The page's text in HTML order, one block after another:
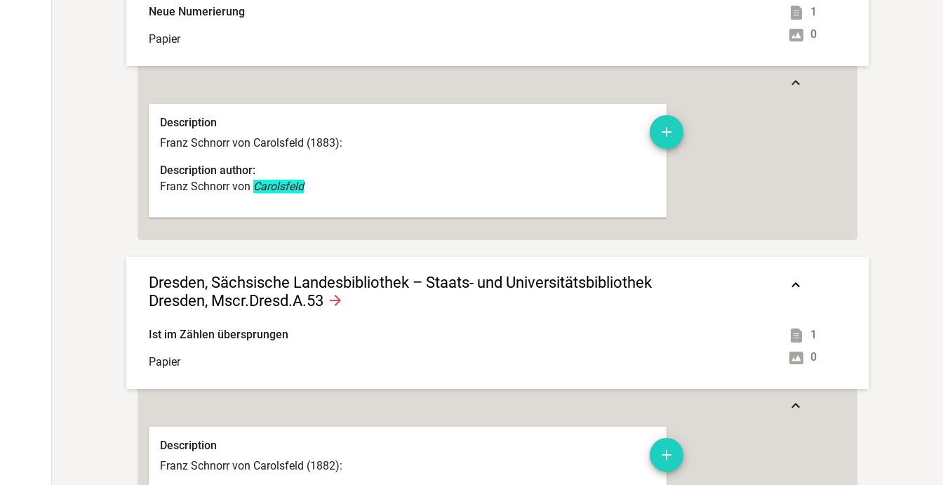
Neue Numerierung
Papier
1
0
Description
Franz Schnorr von Carolsfeld (1883):
Description author:
Franz Schnorr von Carolsfeld
Dresden, Sächsische Landesbibliothek – Staats- und Universitätsbibliothek
Dresden, Mscr.Dresd.A.53
Ist im Zählen übersprungen
Papier
1
0
Description
Franz Schnorr von Carolsfeld (1882):